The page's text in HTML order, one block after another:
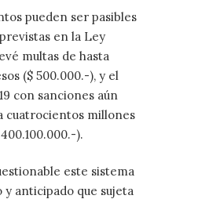
pueden ser pasibles
en la Ley
multas de hasta
($ 500.000.-), y el
con sanciones aún
cuatrocientos millones
).
este sistema
anticipado que sujeta